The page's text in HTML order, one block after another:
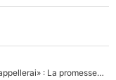
Mercato - OM - «Dès que je prends un club, je t’appellerai» : La promesse de Marcelino au moment de claquer la porte